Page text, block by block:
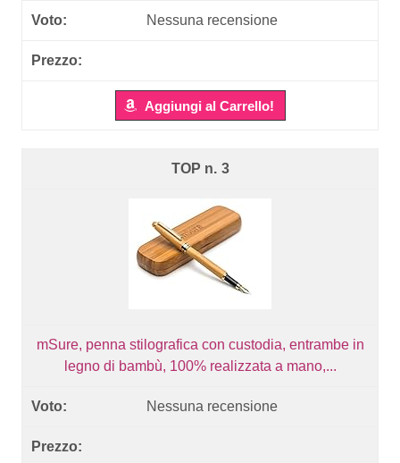
Nessuna recensione
Aggiungi al Carrello!
3
mSure, penna stilografica con custodia, entrambe in
legno di bambù, 100% realizzata a mano,...
Nessuna recensione